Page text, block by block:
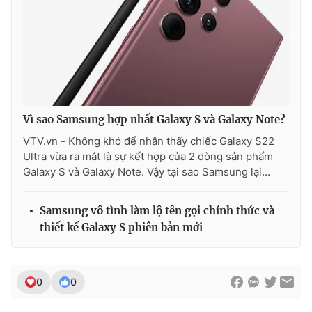
THỜI BÁO VTV
Theo dõi báo trên
Cơ quan chủ quản:Đài Truyền hình Việt Nam
Giấy phép hoạt động báo in và báo điện tử số 483/GP-BTTTT
cấp ngày 29/12/2023
Nguyễn Trọng Ninh
Vì sao Samsung hợp nhất Galaxy S và Galaxy Note?
VTV.vn - Không khó để nhận thấy chiếc Galaxy S22
Ultra vừa ra mắt là sự kết hợp của 2 dòng sản phẩm
Galaxy S và Galaxy Note. Vậy tại sao Samsung lại...
Samsung vô tình làm lộ tên gọi chính thức và
thiết kế Galaxy S phiên bản mới
0 0